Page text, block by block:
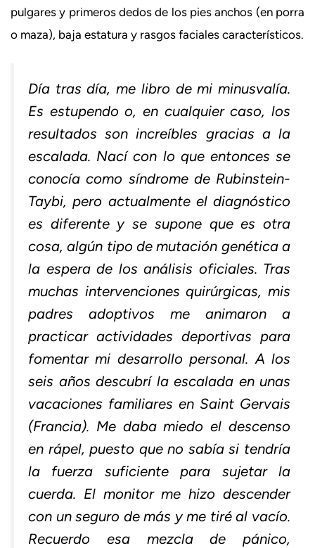
pulgares y primeros dedos de los pies anchos (en porra
o maza), baja estatura y rasgos faciales característicos.
Día tras día, me libro de mi minusvalía.
Es estupendo o, en cualquier caso, los
resultados son increíbles gracias a la
escalada. Nací con lo que entonces se
conocía como síndrome de Rubinstein-
Taybi, pero actualmente el diagnóstico
es diferente y se supone que es otra
cosa, algún tipo de mutación genética a
la espera de los análisis oficiales. Tras
muchas intervenciones quirúrgicas, mis
padres adoptivos me animaron a
practicar actividades deportivas para
fomentar mi desarrollo personal. A los
seis años descubrí la escalada en unas
vacaciones familiares en Saint Gervais
(Francia). Me daba miedo el descenso
en rápel, puesto que no sabía si tendría
la fuerza suficiente para sujetar la
cuerda. El monitor me hizo descender
con un seguro de más y me tiré al vacío.
Recuerdo esa mezcla de pánico,